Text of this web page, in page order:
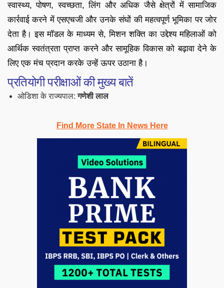
स्वास्थ्य, पोषण, स्वच्छता, लिंग और अधिक जैसे क्षेत्रों में सामाजिक
कार्रवाई करने में एसएचजी और उनके संघों की महत्वपूर्ण भूमिका पर जोर
देता है। इस मॉडल के माध्यम से, मिशन शक्ति का उद्देश्य महिलाओं को
आर्थिक स्वतंत्रता प्राप्त करने और सामूहिक विकास को बढ़ावा देने के
लिए एक मंच प्रदान करके उन्हें ऊपर उठाना है।
प्रतियोगी परीक्षाओं की मुख्य बातें
ओडिशा के राज्यपाल:गणेशी लाल
Find More State In News Here